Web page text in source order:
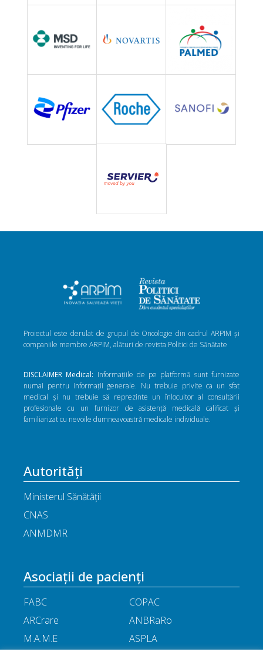
Proiectul este derulat de grupul de Oncologie din cadrul ARPIM și
companiile membre ARPIM, alături de revista Politici de Sănătate
DISCLAIMER Medical: Informațiile de pe platformă sunt furnizate
numai pentru informații generale. Nu trebuie privite ca un sfat
medical și nu trebuie să reprezinte un înlocuitor al consultării
profesionale cu un furnizor de asistență medicală calificat și
familiarizat cu nevoile dumneavoastră medicale individuale.
Autorități
Ministerul Sănătății
CNAS
ANMDMR
Asociații de pacienți
FABC
COPAC
ARCrare
ANBRaRo
M.A.M.E
ASPLA